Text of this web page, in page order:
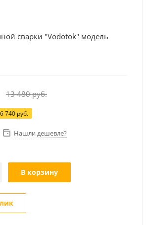
сварки "Vodotok" модель
13 480руб.
6 740 руб.
Нашли дешевле?
В корзину